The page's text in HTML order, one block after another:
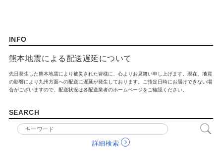
ハロウィン 喪中お見舞い
おもたせ ウェディング
出産祝い 入園祝い
FEATURE
INFO
熊本地震による配送遅延について
先日発生した熊本地震により被災された皆様に、心よりお見舞い申し上げます。現在、地震
の影響により九州方面への配送に遅延が発生しております。ご指定日時にお届けできない場
合がございますので、配送状況は各配送業者のホームページをご確認ください。
SEARCH
詳細検索